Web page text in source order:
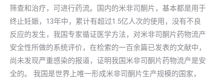
筛查和治疗，可进行药流。国内的米非司酮片，基本都是用于
终止妊娠，13年中，累计有超过1.5亿人次的使用，没有不良
反应的发生，我国专家循证医学方法，对米非司酮片药物流产
安全性所做的系统评价，在检索的一百余篇已发表的文献中，
尚未发现严重感染的报道，证明我国米非司酮片药物流产是安
全的。 我国是世界上唯一形成米非司酮片生产规模的国家，